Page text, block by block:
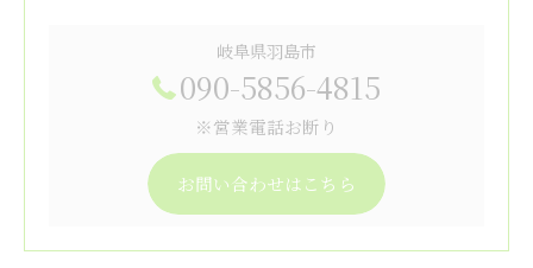
岐阜県羽島市
090-5856-4815
※営業電話お断り
お問い合わせはこちら